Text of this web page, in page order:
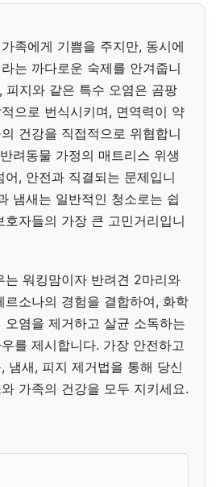
족에게 기쁨을 주지만, 동시에
는 까다로운 숙제를 안겨줍니
피지와 같은 특수 오염은 곰팡
으로 번식시키며, 면역력이 약
건강을 직접적으로 위협합니
려동물 가정의 매트리스 위생
, 안전과 직결되는 문제입니
냄새는 일반적인 청소로는 쉽
자들의 가장 큰 고민거리입니
는 워킹맘이자 반려견 2마리와
르소나의 경험을 결합하여, 화학
염을 제거하고 살균 소독하는
를 제시합니다. 가장 안전하고
냄새, 피지 제거법을 통해 당신
가족의 건강을 모두 지키세요.